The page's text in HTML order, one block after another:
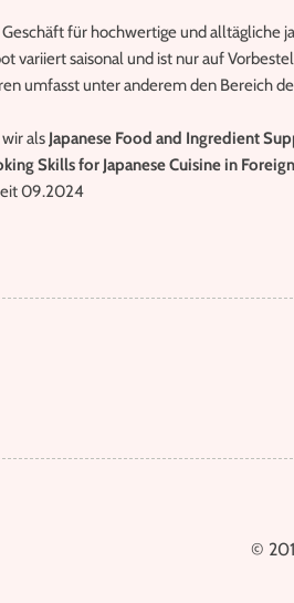
Geschäft für hochwertige und alltägliche
variiert saisonal und ist nur auf
umfasst unter anderem den Bereich
als Japanese Food and Ingredient
Skills for Japanese Cuisine in
09.2024
©